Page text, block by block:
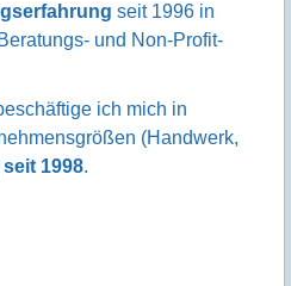
seit 1996 in
und Non-Profit-
ich mich in
(Handwerk,
seit 1998.